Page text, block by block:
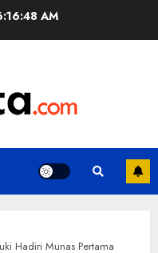
AM
Hadiri Munas Pertama